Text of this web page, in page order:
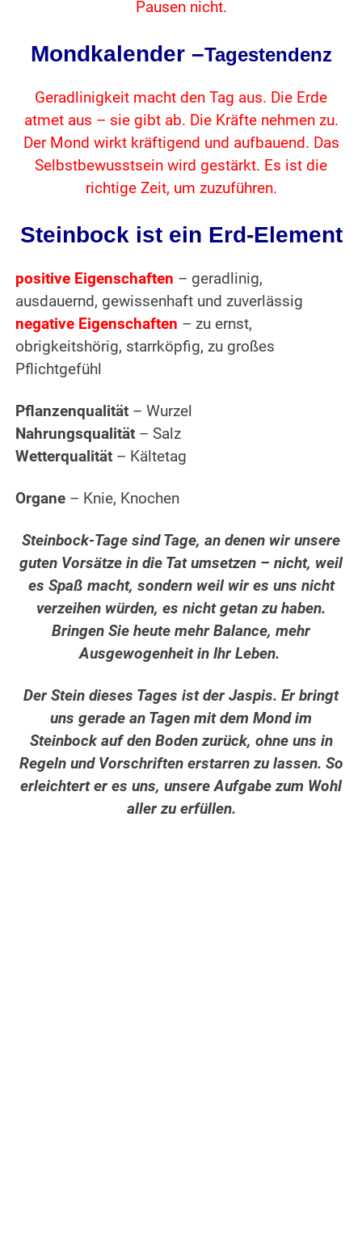
Pausen nicht.
Mondkalender –Tagestendenz
Geradlinigkeit macht den Tag aus. Die Erde
atmet aus – sie gibt ab. Die Kräfte nehmen zu.
Der Mond wirkt kräftigend und aufbauend. Das
Selbstbewusstsein wird gestärkt. Es ist die
richtige Zeit, um zuzuführen.
Steinbock ist ein Erd-Element
positive Eigenschaften – geradlinig,
ausdauernd, gewissenhaft und zuverlässig
negative Eigenschaften – zu ernst,
obrigkeitshörig, starrköpfig, zu großes
Pflichtgefühl
Pflanzenqualität – Wurzel
Nahrungsqualität – Salz
Wetterqualität – Kältetag
Organe – Knie, Knochen
Steinbock-Tage sind Tage, an denen wir unsere
guten Vorsätze in die Tat umsetzen – nicht, weil
es Spaß macht, sondern weil wir es uns nicht
verzeihen würden, es nicht getan zu haben.
Bringen Sie heute mehr Balance, mehr
Ausgewogenheit in Ihr Leben.
Der Stein dieses Tages ist der Jaspis. Er bringt
uns gerade an Tagen mit dem Mond im
Steinbock auf den Boden zurück, ohne uns in
Regeln und Vorschriften erstarren zu lassen. So
erleichtert er es uns, unsere Aufgabe zum Wohl
aller zu erfüllen.